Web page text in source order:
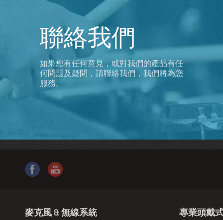
聯絡我們
如果您有任何意見，或對我們的產品有任
何問題及疑問，請聯絡我們，我們將為您
服務。
麥克風 & 無線系統 專業頭戴